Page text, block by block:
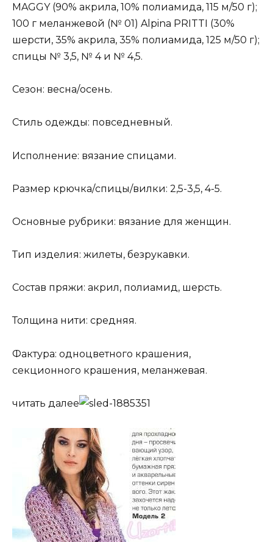
MAGGY (90% акрила, 10% полиамида, 115 м/50 г);
100 г меланже­вой (№ 01) Alpina PRITTI (30%
шерсти, 35% акрила, 35% полиамида, 125 м/50 г);
спицы № 3,5, № 4 и № 4,5.
Сезон: весна/осень.
Стиль одежды: повседневный.
Исполнение: вязание спицами.
Размер крючка/спицы/вилки: 2,5-3,5, 4-5.
Основные рубрики: вязание для женщин.
Тип изделия: жилеты, безрукавки.
Состав пряжи: акрил, полиамид, шерсть.
Толщина нити: средняя.
Фактура: одноцветного крашения,
секционного крашения, меланжевая.
читать далее